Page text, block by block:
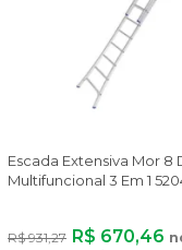
Escada Extensiva Mor 8
Multifuncional 3 Em 1
R$ 931,27 R$ 670,46